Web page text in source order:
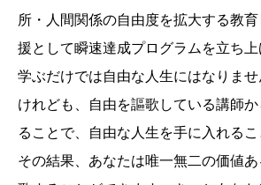
所・人間関係の自由度を拡大する教
援として瞬速達成プログラムを立ち
学ぶだけでは自由な人生にはなりませ
けれども、自由を謳歌している講師
ることで、自由な人生を手に入れるこ
その結果、あなたは唯一無二の価値